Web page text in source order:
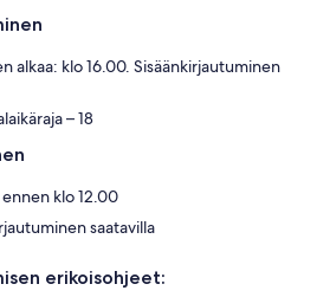
alkaa: klo 16.00. Sisäänkirjautuminen
– 18
klo 12.00
saatavilla
erikoisohjeet: